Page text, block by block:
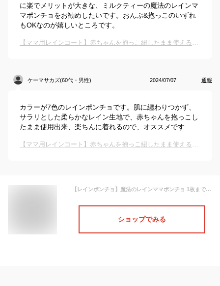
に楽でメリットが大きな、ミルクティーの魔法のレインマ
マポンチョをお勧めしたいです。おんぶ&抱っこのいずれ
もOKなのが嬉しいところです。
【ママ用レインコート】赤ちゃんを抱っこ紐したまま使えるおすすめは？
ケーマサカズ(60代・男性) 2024/07/07 通報
カラーが7色のレインポンチョです。肌に纏わりつかず、
サラリとした柔らかなレイン生地で、赤ちゃんを抱っこし
たまま使用出来、楽ちんに着れるので、オススメです
【ママ用レインコート】赤ちゃんを抱っこ紐したまま使えるおすすめは？
【レインポンチョ】魔法のレインママポンチョ 1枚までメール便可 レインコート 自転車 レインポンチョ ママ用レインコート ママポンチョ 雨具 梅雨
ショップでみる